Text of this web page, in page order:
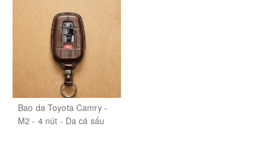
Bao da Toyota Camry -
M2 - 4 nút - Da cá sấu